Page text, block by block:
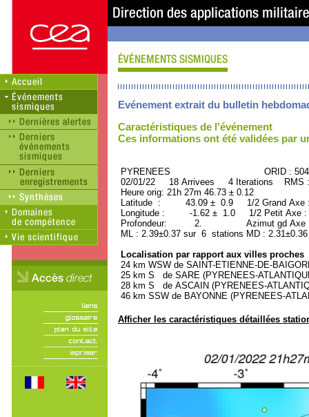
Evénement extrait du bulletin
Caractéristiques de l'événement
Ces informations ont été validées par
PYRENEES ORID :
02/01/22 18 Arrivees 4 Iterations RMS
Heure orig: 21h 27m 46.73 ± 0.12
Latitude : 43.09 ± 0.9 1/2 Grand
Longitude : -1.62 ± 1.0 1/2 Petit Axe
Profondeur: 2. Azimut gd Axe :
ML : 2.39±0.37 sur 6 stations MD :
Localisation par rapport aux villes proches
24 km WSW de SAINT-ETIENNE-DE-
25 km S de SARE (PYRENEES-
28 km S de ASCAIN (PYRENEES-
46 km SSW de BAYONNE (PYRENEES-
Afficher les caractéristiques détaillées